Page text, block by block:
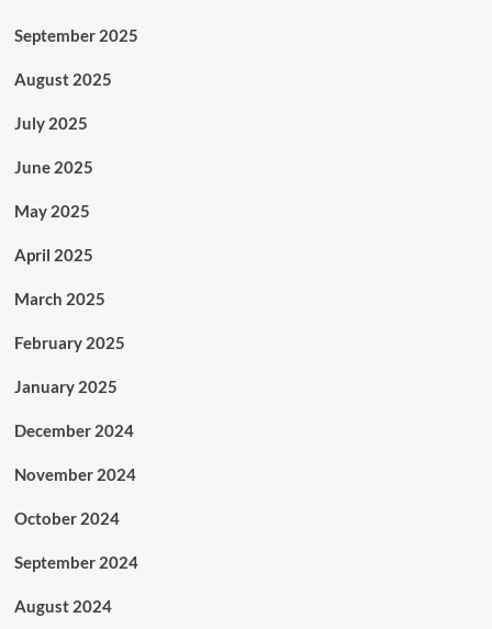
September 2025
August 2025
July 2025
June 2025
May 2025
April 2025
March 2025
February 2025
January 2025
December 2024
November 2024
October 2024
September 2024
August 2024